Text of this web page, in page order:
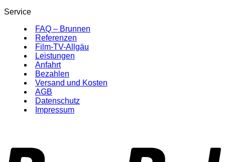
Service
FAQ – Brunnen
Referenzen
Film-TV-Allgäu
Leistungen
Anfahrt
Bezahlen
Versand und Kosten
AGB
Datenschutz
Impressum